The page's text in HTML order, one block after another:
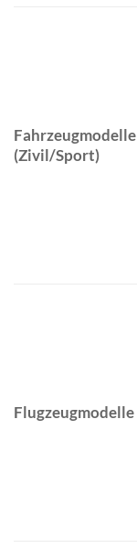
Fahrzeugmodelle
(Zivil/Sport)
Flugzeugmodelle